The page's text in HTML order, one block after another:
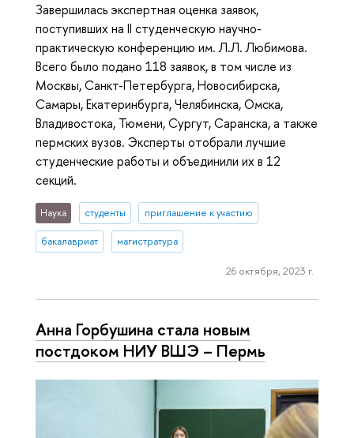
Завершилась экспертная оценка заявок,
поступивших на II студенческую научно-
практическую конференцию им. Л.Л. Любимова.
Всего было подано 118 заявок, в том числе из
Москвы, Санкт-Петербурга, Новосибирска,
Самары, Екатеринбурга, Челябинска, Омска,
Владивостока, Тюмени, Сургут, Саранска, а также
пермских вузов. Эксперты отобрали лучшие
студенческие работы и объединили их в 12
секций.
Наука студенты приглашение к участию
бакалавриат магистратура
26 октября, 2023 г.
Анна Горбушина стала новым
постдоком НИУ ВШЭ – Пермь